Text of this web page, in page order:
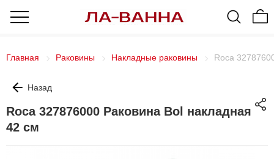
Главная Раковины Накладные раковины Roca
Назад
Roca 327876000 Раковина Bol накладная
42 см